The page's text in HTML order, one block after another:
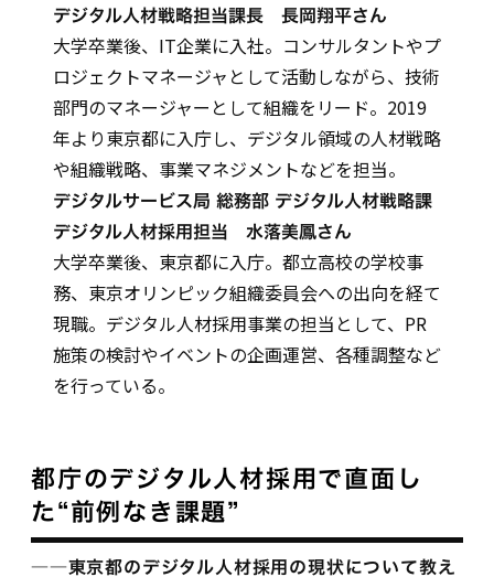
デジタル人材戦略担当課長 長岡翔平さん
大学卒業後、IT企業に入社。コンサルタントやプ
ロジェクトマネージャとして活動しながら、技術
部門のマネージャーとして組織をリード。2019
年より東京都に入庁し、デジタル領域の人材戦略
や組織戦略、事業マネジメントなどを担当。
デジタルサービス局 総務部 デジタル人材戦略課
デジタル人材採用担当 水落美鳳さん
大学卒業後、東京都に入庁。都立高校の学校事
務、東京オリンピック組織委員会への出向を経て
現職。デジタル人材採用事業の担当として、PR
施策の検討やイベントの企画運営、各種調整など
を行っている。
都庁のデジタル人材採用で直面し
た“前例なき課題”
――東京都のデジタル人材採用の現状について教え